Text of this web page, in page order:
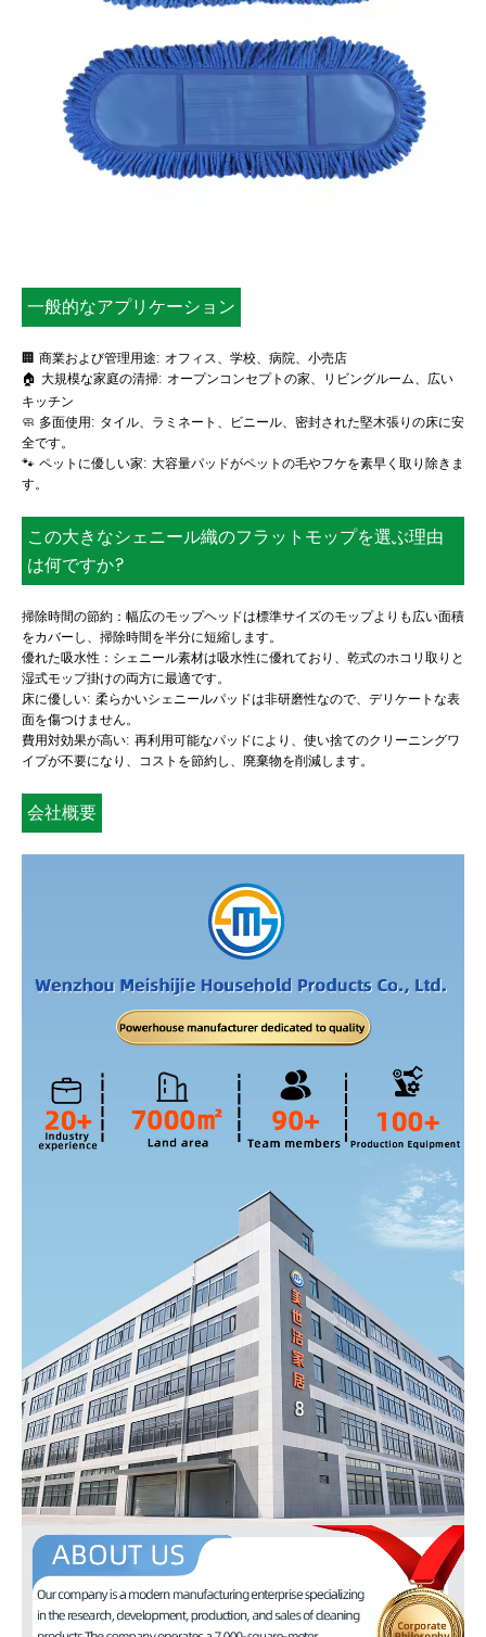
一般的なアプリケーション
🏢 商業および管理用途: オフィス、学校、病院、小売店
🏠 大規模な家庭の清掃: オープンコンセプトの家、リビングルーム、広い
キッチン
🧼 多面使用: タイル、ラミネート、ビニール、密封された堅木張りの床に安
全です。
🐾 ペットに優しい家: 大容量パッドがペットの毛やフケを素早く取り除きま
す。
この大きなシェニール織のフラットモップを選ぶ理由
は何ですか?
掃除時間の節約：幅広のモップヘッドは標準サイズのモップよりも広い面積
をカバーし、掃除時間を半分に短縮します。
優れた吸水性：シェニール素材は吸水性に優れており、乾式のホコリ取りと
湿式モップ掛けの両方に最適です。
床に優しい: 柔らかいシェニールパッドは非研磨性なので、デリケートな表
面を傷つけません。
費用対効果が高い: 再利用可能なパッドにより、使い捨てのクリーニングワ
イプが不要になり、コストを節約し、廃棄物を削減します。
会社概要